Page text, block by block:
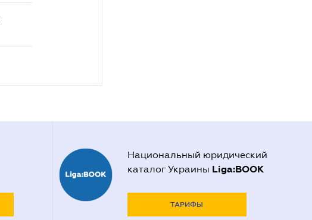
Национальный юридический
каталог Украины Liga:BOOK
ТАРИФЫ